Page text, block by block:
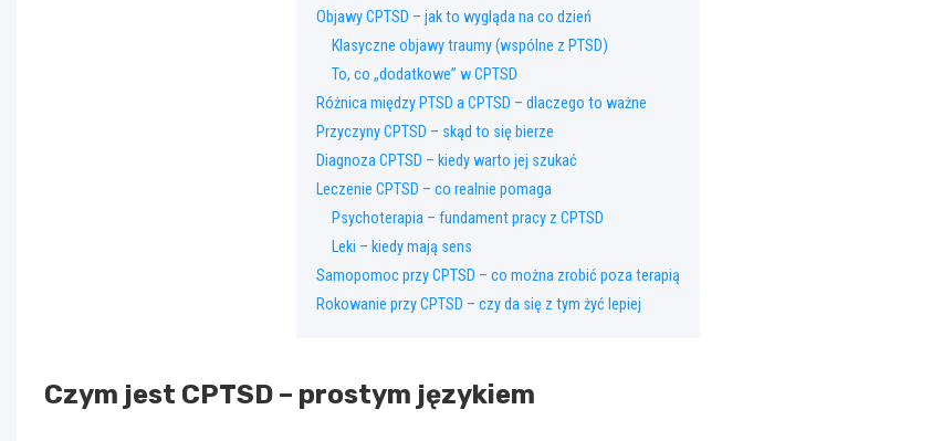
Objawy CPTSD – jak to wygląda na co dzień
Klasyczne objawy traumy (wspólne z PTSD)
To, co „dodatkowe” w CPTSD
Różnica między PTSD a CPTSD – dlaczego to ważne
Przyczyny CPTSD – skąd to się bierze
Diagnoza CPTSD – kiedy warto jej szukać
Leczenie CPTSD – co realnie pomaga
Psychoterapia – fundament pracy z CPTSD
Leki – kiedy mają sens
Samopomoc przy CPTSD – co można zrobić poza terapią
Rokowanie przy CPTSD – czy da się z tym żyć lepiej
Czym jest CPTSD – prostym językiem